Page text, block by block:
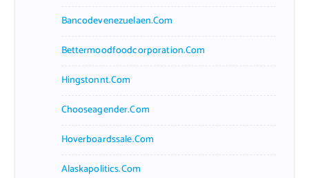
Bancodevenezuelaen.com
Bettermoodfoodcorporation.com
Hingstonnt.com
Chooseagender.com
Hoverboardssale.com
Alaskapolitics.com